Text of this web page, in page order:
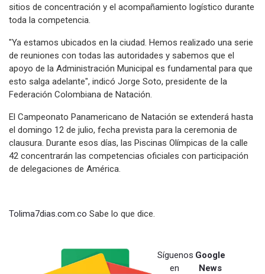
sitios de concentración y el acompañamiento logístico durante
toda la competencia.
"Ya estamos ubicados en la ciudad. Hemos realizado una serie
de reuniones con todas las autoridades y sabemos que el
apoyo de la Administración Municipal es fundamental para que
esto salga adelante", indicó Jorge Soto, presidente de la
Federación Colombiana de Natación.
El Campeonato Panamericano de Natación se extenderá hasta
el domingo 12 de julio, fecha prevista para la ceremonia de
clausura. Durante esos días, las Piscinas Olímpicas de la calle
42 concentrarán las competencias oficiales con participación
de delegaciones de América.
Tolima7dias.com.co Sabe lo que dice.
Síguenos
en
Google
News